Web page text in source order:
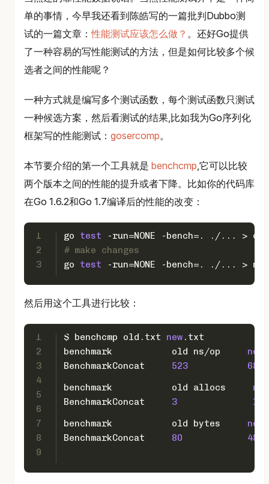
单的事情，今早我还看到陈皓写的一篇批判Dubbo测
试的一篇文章：性能测试应该怎么做？ 。还好Go提供
了一种容易的写性能测试的方法，但是如何比较多个候
选者之间的性能呢？
一种方式就是编写多个测试函数，每个测试函数只测试
一种候选方案，然后看测试的结果,比如我为Go序列化
框架写的性能测试： gosercomp。
本节要介绍的第一个工具就是 benchcmp,它可以比较
两个版本之间的性能的提升或者下降。比如你的代码库
在Go 1.6.2和Go 1.7编译后的性能的改变：
1
2
3
go test -run=NONE -bench=. ./... >
# make changes
go test -run=NONE -bench=. ./... >
然后用这个工具进行比较：
1
2
3
4
5
6
7
8
9
$ benchcmp old.txt new .txt
benchmark           old ns/op new
BenchmarkConcat 523
68.6
benchmark           old allocs new
BenchmarkConcat 3
1
benchmark           old bytes new
BenchmarkConcat 80 48